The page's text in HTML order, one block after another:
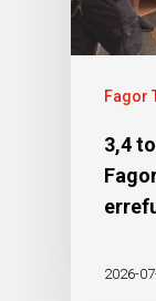
Fagor
3,4
2026-